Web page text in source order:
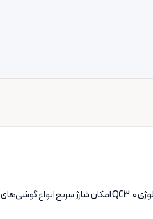
اگر به دنبال یک شارژر فندکی سریع، با کیفیت و اصل برای گوشی موبایل خود هستید، شارژر فندکی هوکو مدل Z49A انتخابی ایده‌آل برای شماست. این شارژر با تکنولوژی QC3.0 امکان شارژ سریع انواع گوشی‌های